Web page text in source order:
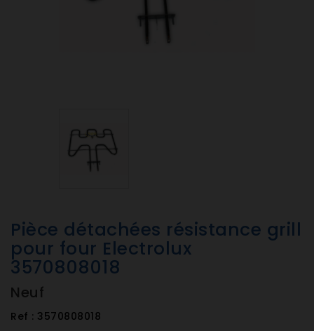
Pièce détachées résistance grill
pour four Electrolux
3570808018
Neuf
Ref : 3570808018